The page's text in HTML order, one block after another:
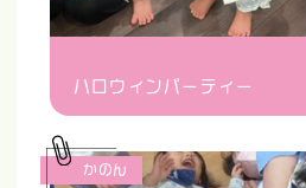
ハロウィンパーティー
かのん